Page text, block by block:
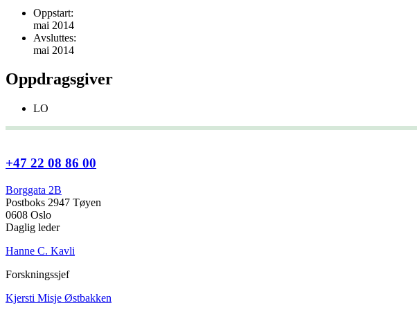
Oppstart:
mai 2014
Avsluttes:
mai 2014
Oppdragsgiver
LO
+47 22 08 86 00
Borggata 2B
Postboks 2947 Tøyen
0608 Oslo
Daglig leder
Hanne C. Kavli
Forskningssjef
Kjersti Misje Østbakken